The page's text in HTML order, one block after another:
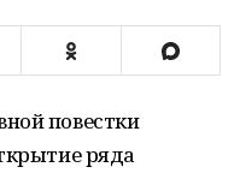
повестки
ряда